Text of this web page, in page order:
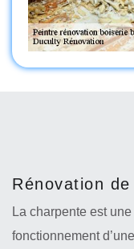
Rénovation
La charpente est
fonctionnement